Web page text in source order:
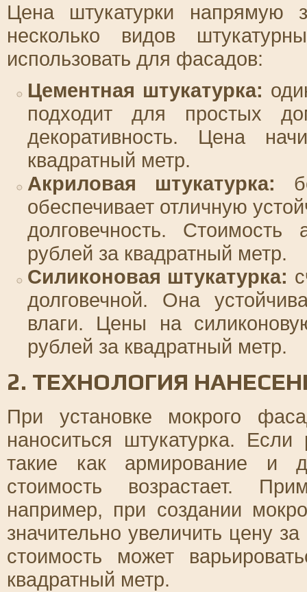
Цена штукатурки напрямую
несколько видов
использовать для фасадов:
Цементная штукатурка:
подходит для простых
декоративность. Цена
квадратный метр.
Акриловая штукатурка:
обеспечивает отличную
долговечность.
рублей за квадратный метр.
Силиконовая штукатурка:
долговечной. Она
влаги. Цены на
рублей за квадратный метр.
2. ТЕХНОЛОГИЯ
При установке мокрого
наноситься штукатурка.
такие как армирование и
стоимость возрастает.
например, при создании
значительно увеличить цену
стоимость может
квадратный метр.